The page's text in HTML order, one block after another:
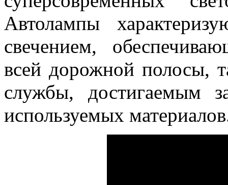
Автолампы
свечением,
всей дорожной полосы,
службы, достигаемым
используемых